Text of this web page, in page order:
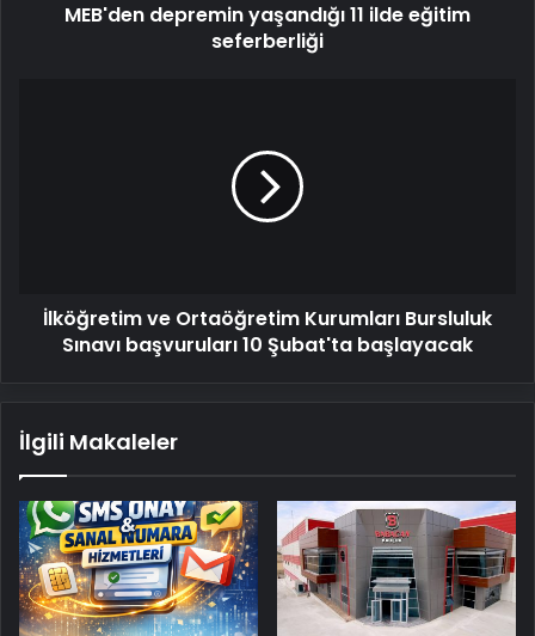
MEB'den depremin yaşandığı 11 ilde eğitim
seferberliği
başlayacak
İlköğretim ve Ortaöğretim Kurumları Bursluluk
Sınavı başvuruları 10 Şubat'ta başlayacak
İlgili Makaleler